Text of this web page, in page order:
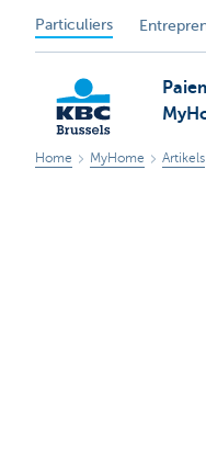
Particuliers
Home MyHome Artikels